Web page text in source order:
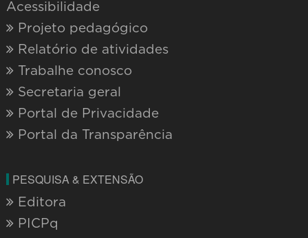
Acessibilidade
Projeto pedagógico
Relatório de atividades
Trabalhe conosco
Secretaria geral
Portal de Privacidade
Portal da Transparência
PESQUISA & EXTENSÃO
Editora
PICPq